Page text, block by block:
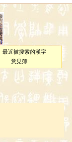
最近被搜索的漢字
意見簿